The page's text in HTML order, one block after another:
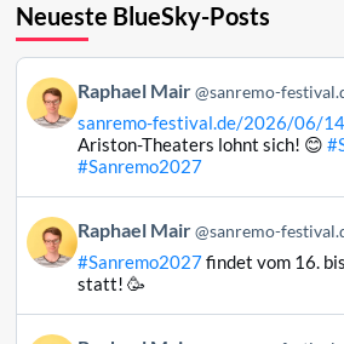
Neueste BlueSky-Posts
Beitrag
von
Raphael
ansehen
Raphael Mair @sanremo-
sanremo-festival.de/2026/06/
Ariston-Theaters lohnt sich! 😊
#Sanremo2027
Beitrag
von
Raphael
Raphael Mair @sanremo-
#Sanremo2027findet vom 16.
statt! 🥳